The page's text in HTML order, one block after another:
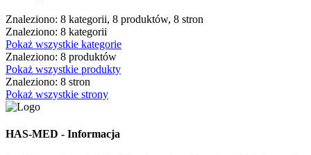
Znaleziono: 8 kategorii, 8 produktów, 8 stron
Znaleziono: 8 kategorii
Pokaż wszystkie kategorie
Znaleziono: 8 produktów
Pokaż wszystkie produkty
Znaleziono: 8 stron
Pokaż wszystkie strony
HAS-MED - Informacja